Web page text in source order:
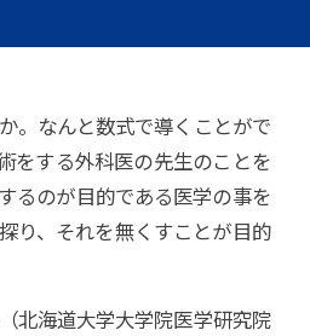
。なんと数式で導くことがで
をする外科医の先生のことを
るのが目的である医学の事を
り、それを無くすことが目的
北海道大学大学院医学研究院